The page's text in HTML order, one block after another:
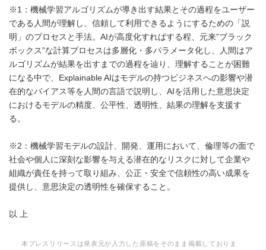
※1：機械学習アルゴリズムが導き出す結果とその過程をユーザー
である人間が理解し、信頼して利用できるようにするための「説
明」のプロセスと手法。AIが高度化すればする程、元来”ブラック
ボックス”な計算プロセスは多層化・多パラメータ化し、人間はア
ルゴリズムが結果を出すまでの過程を辿り、理解することが困難
になる中で、Explainable AIはモデルの持つビジネスへの影響や潜
在的なバイアス等を人間の言語で説明し、AIを活用した意思決定
におけるモデルの精度、公平性、透明性、結果の理解を支援す
る。
※2：機械学習モデルの設計、開発、運用において、倫理等の面で
社会や個人に深刻な影響を与える潜在的なリスクに対して企業や
組織が責任を持って取り組み、公正・安全で信頼性の高い成果を
提供し、意思決定の透明性を確保すること。
以 上
本プレスリリースは発表元が入力した原稿をそのまま掲載しておりま